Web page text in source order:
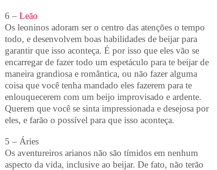
6 – Leão
Os leoninos adoram ser o centro das atenções o tempo
todo, e desenvolvem boas habilidades de beijar para
garantir que isso aconteça. É por isso que eles vão se
encarregar de fazer todo um espetáculo para te beijar de
maneira grandiosa e romântica, ou não fazer alguma
coisa que você tenha mandado eles fazerem para te
enlouquecerem com um beijo improvisado e ardente.
Querem que você se sinta impressionada e desejosa por
eles, e farão o possível para que isso aconteça.
5 – Áries
Os aventureiros arianos não são tímidos em nenhum
aspecto da vida, inclusive ao beijar. De fato, não terão